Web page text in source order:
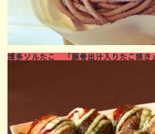
博多ソルたこ 「豚骨出汁入りたこ焼き」